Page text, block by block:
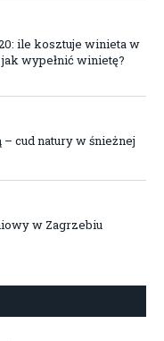
ile kosztuje winieta w
wypełnić winietę?
cud natury w śnieżnej
w Zagrzebiu